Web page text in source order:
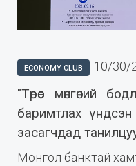
ECONOMY CLUB 10/30/
"Төрөөс мөнгөний
баримтлах үндсэн
засагчдад
Монгол банктай